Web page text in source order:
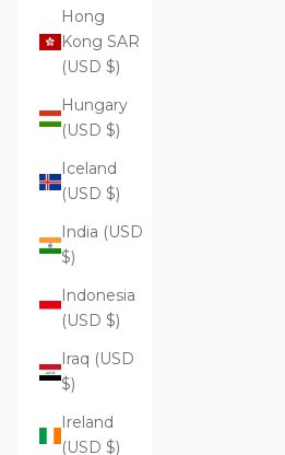
Hong
Kong SAR
(USD $)
Hungary
(USD $)
Iceland
(USD $)
India (USD
$)
Indonesia
(USD $)
Iraq (USD
$)
Ireland
(USD $)